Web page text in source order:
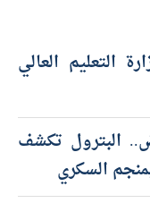
الأولى 2026.. وزارة التعليم العالي
البترول تكشف
السكري